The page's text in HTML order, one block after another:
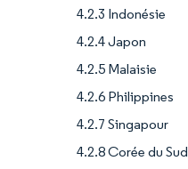
4.2.3 Indonésie
4.2.4 Japon
4.2.5 Malaisie
4.2.6 Philippines
4.2.7 Singapour
4.2.8 Corée du Sud